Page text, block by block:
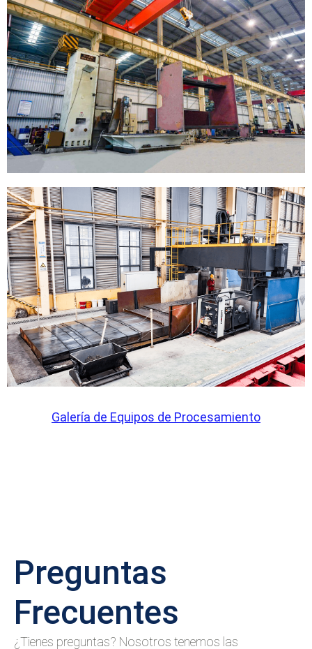
Galería de Equipos de Procesamiento
Preguntas
Frecuentes
¿Tienes preguntas? Nosotros tenemos las